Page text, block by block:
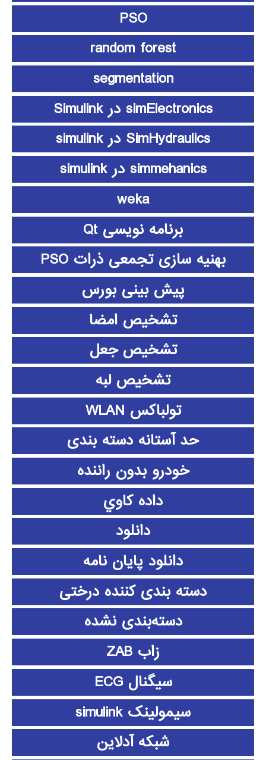
PSO
random forest
segmentation
simElectronics در Simulink
SimHydraulics در simulink
simmehanics در simulink
weka
برنامه نویسی Qt
بهنیه سازی تجمعی ذرات PSO
پیش بینی بورس
تشخیص امضا
تشخیص جعل
تشخیص لبه
تولباکس WLAN
حد آستانه دسته بندی
خودرو بدون راننده
داده كاوي
دانلود
دانلود پايان نامه
دسته بندی کننده درختی
دسته‌بندی نشده
زاب ZAB
سیگنال ECG
سیمولینک simulink
شبکه آدلاین